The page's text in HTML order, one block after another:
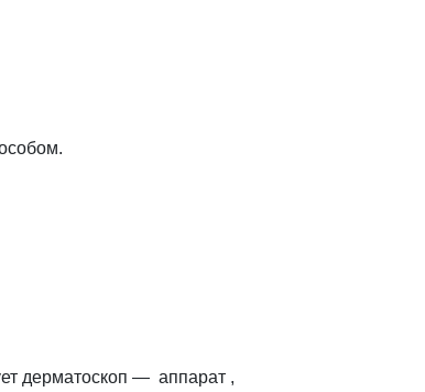
дерматоскоп — аппарат ,